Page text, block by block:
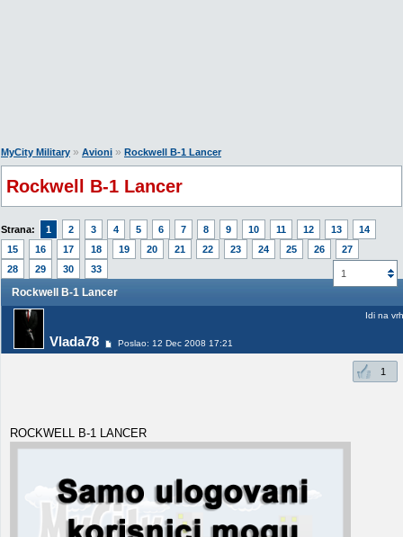
MyCity Military » Avioni » Rockwell B-1 Lancer
Rockwell B-1 Lancer
Strana: 1 2 3 4 5 6 7 8 9 10 11 12 13
14
15
16 17 18 19 20 21 22 23 24 25 26
27
28
29 30 33 1
Rockwell B-1 Lancer
Vlada78 Poslao: 12 Dec 2008 17:21
Idi na vrh
1
ROCKWELL B-1 LANCER